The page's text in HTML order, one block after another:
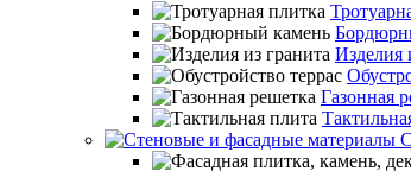
Изделия
Газонная